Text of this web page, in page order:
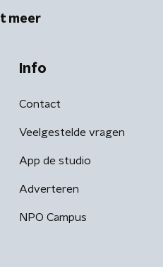
meer
Info
Contact
Veelgestelde vragen
App de studio
Adverteren
NPO Campus